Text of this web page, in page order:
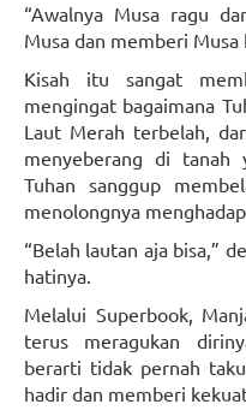
“Awalnya Musa ragu
Musa dan memberi Musa
Kisah itu sangat
mengingat bagaimana
Laut Merah terbelah,
menyeberang di tanah
Tuhan sanggup
menolongnya
“Belah lautan aja bisa,”
hatinya.
Melalui Superbook,
terus meragukan
berarti tidak pernah
hadir dan memberi